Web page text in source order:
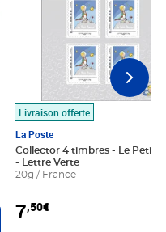
au panier
Livraison offerte
La Poste
Collector 4 timbres - Le Petit
- Lettre Verte
20g / France
7,50€